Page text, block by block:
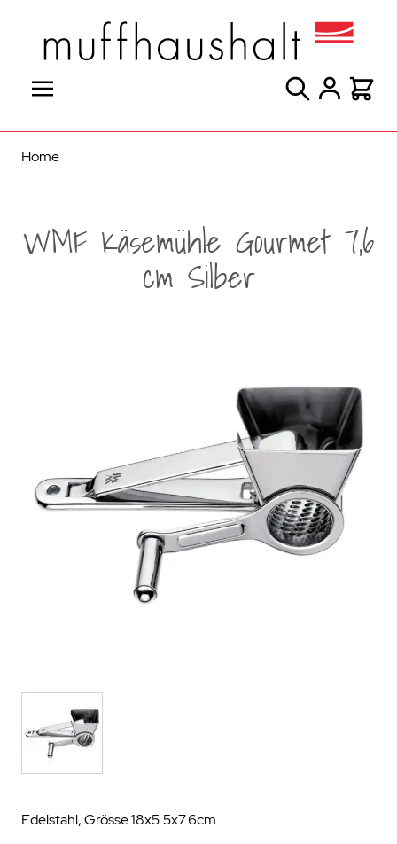
Suche
Home
WMF Käsemühle Gourmet 7,6
cm Silber
Edelstahl, Grösse 18x5.5x7.6cm